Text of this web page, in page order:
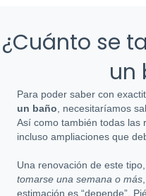
¿Cuánto se
un
Para poder saber con
un baño , necesitaríamos
Así como también todas las
incluso ampliaciones que
Una renovación de este
tomarse una semana o más
estimación es “depende”.